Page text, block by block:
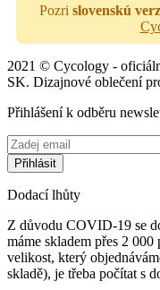
Pozri slovenskú
2021 © Cycology -
SK. Dizajnové oblečení
Přihlášení k odběru
Dodací lhůty
Z důvodu COVID-19 se
máme skladem přes 2
velikost, který
skladě), je třeba počítat s